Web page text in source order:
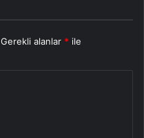
Gerekli alanlar * ile